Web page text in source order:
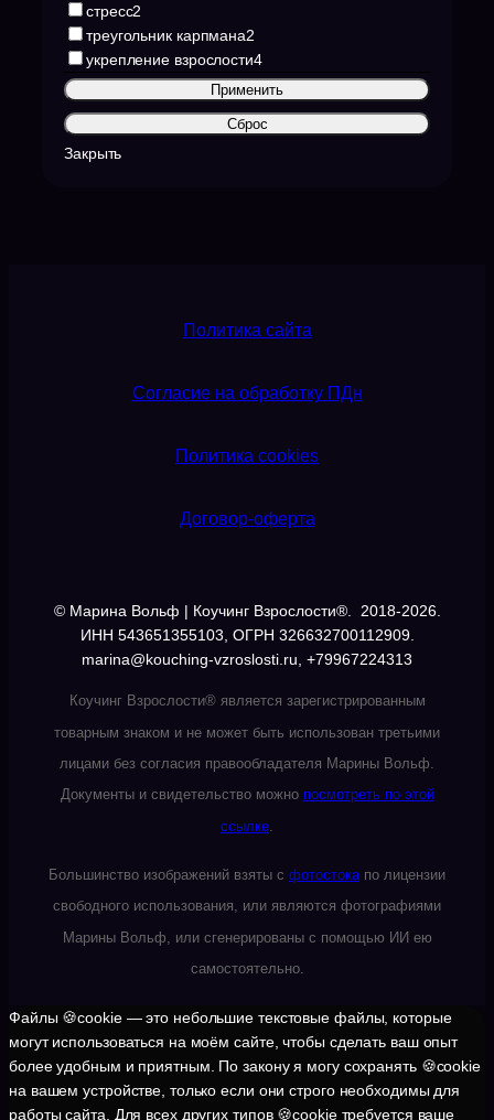
стресс2
треугольник карпмана2
укрепление взрослости4
Применить
Сброс
Закрыть
Политика сайта
Согласие на обработку ПДн
Политика cookies
Договор-оферта
© Марина Вольф | Коучинг Взрослости®. 2018-2026.
ИНН 543651355103, ОГРН 326632700112909.
marina@kouching-vzroslosti.ru, +79967224313
Коучинг Взрослости® является зарегистрированным
товарным знаком и не может быть использован третьими
лицами без согласия правообладателя Марины Вольф.
Документы и свидетельство можно посмотреть по этой
ссылке
Большинство изображений взяты с фотостока по лицензии
свободного использования, или являются фотографиями
Марины Вольф, или сгенерированы с помощью ИИ ею
самостоятельно.
Файлы 🍪cookie — это небольшие текстовые файлы, которые
могут использоваться на моём сайте, чтобы сделать ваш опыт
более удобным и приятным. По закону я могу сохранять 🍪cookie
на вашем устройстве, только если они строго необходимы для
работы сайта. Для всех других типов 🍪cookie требуется ваше